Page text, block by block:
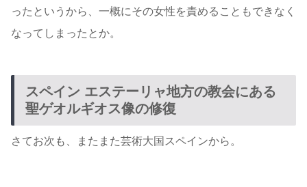
ったというから、一概にその女性を責めることもできなく
なってしまったとか。
スペイン エステーリャ地方の教会にある
聖ゲオルギオス像の修復
さてお次も、またまた芸術大国スペインから。